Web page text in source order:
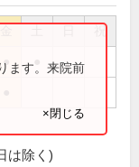
祝
●ます。来院前
×閉じる
は除く)